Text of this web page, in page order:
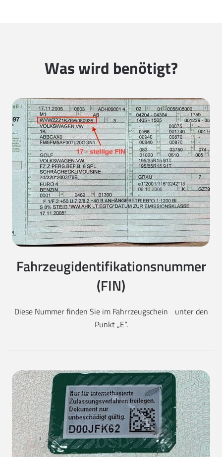
Was wird benötigt?
Fahrzeugidentifikationsnummer
(FIN)
Diese Nummer finden Sie im Fahrrzeugschein unter den
Punkt „E“.